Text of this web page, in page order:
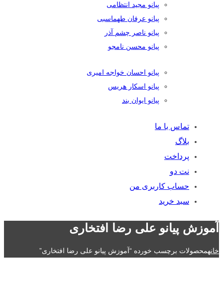
پیانو مجید انتظامی
پیانو عرفان طهماسبی
پیانو ناصر چشم آذر
پیانو محسن نامجو
پیانو احسان خواجه امیری
پیانو اسکار هریس
پیانو ایوان بند
تماس با ما
بلاگ
پرداخت
نت دو
حساب کاربری من
سبد خرید
آموزش پیانو علی رضا افتخاری
خانهمحصولات برچسب خورده “آموزش پیانو علی رضا افتخاری”